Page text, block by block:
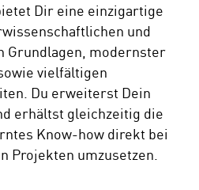
Dir eine einzigartige
und
Grundlagen, modernster
vielfältigen
Du erweiterst Dein
erhältst gleichzeitig die
Know-how direkt bei
Projekten umzusetzen.